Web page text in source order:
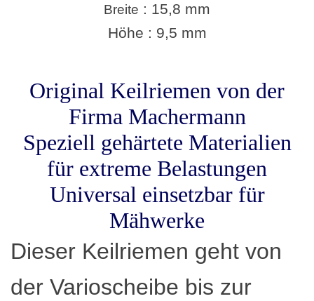
Breite : 15,8 mm
Höhe : 9,5 mm
Original Keilriemen von der
Firma Machermann
Speziell gehärtete Materialien
für extreme Belastungen
Universal einsetzbar für
Mähwerke
Dieser Keilriemen geht von
der Varioscheibe bis zur